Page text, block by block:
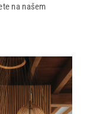
na našem